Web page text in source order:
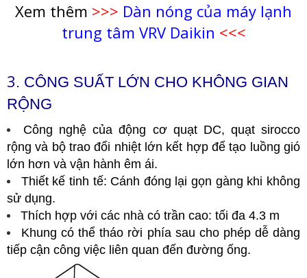
Xem thêm >>> Dàn nóng của máy lạnh
trung tâm VRV Daikin <<<
3. CÔNG SUẤT LỚN CHO KHÔNG GIAN
RỘNG
Công nghệ của động cơ quạt DC, quạt sirocco
rộng và bộ trao đổi nhiệt lớn kết hợp để tạo luồng gió
lớn hơn và vận hành êm ái.
Thiết kế tinh tế: Cánh đóng lại gọn gàng khi không
sử dụng.
Thích hợp với các nhà có trần cao: tối đa 4.3 m
Khung có thể tháo rời phía sau cho phép dễ dàng
tiếp cận công việc liên quan đến đường ống.